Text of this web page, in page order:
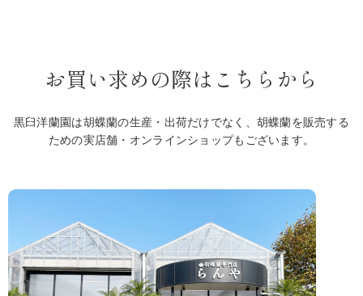
お買い求めの際はこちらから
黒臼洋蘭園は胡蝶蘭の生産・出荷だけでなく、胡蝶蘭を販売する
ための実店舗・オンラインショップもございます。